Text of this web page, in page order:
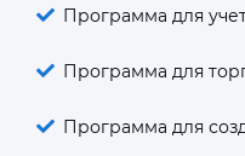
Программа для
Программа для
Программа для